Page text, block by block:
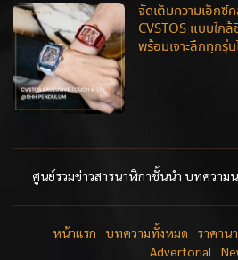
จัดเต็มความเอ็กซ์
CVSTOS แบบใก
พร้อมเจาะลึกทุกรุ่น
ศูนย์รวมข่าวสารนาฬิกาชั้นนำ บทความ
หน้าแรก บทความทั้งหมด ราคาน
Advertorial